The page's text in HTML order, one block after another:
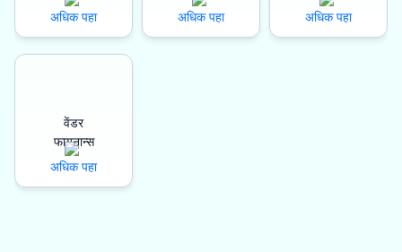
अधिक पहा
अधिक पहा
अधिक पहा
वेंडर
फायनान्स
अधिक पहा